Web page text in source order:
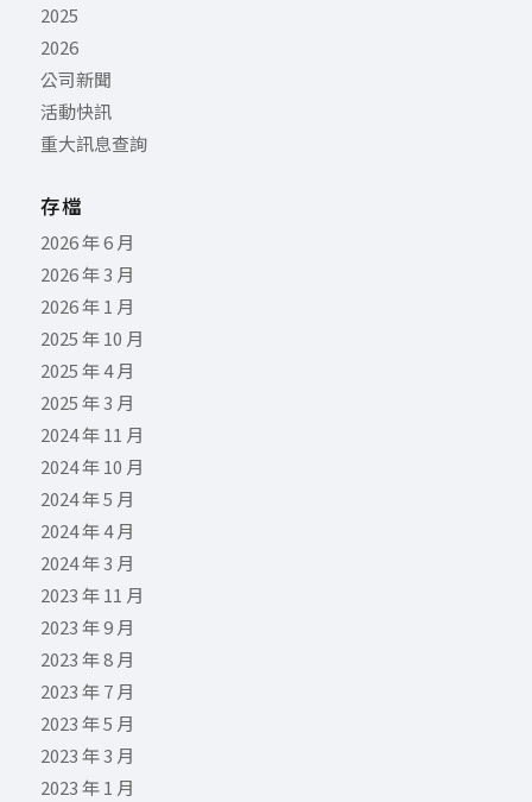
2025
2026
公司新聞
活動快訊
重大訊息查詢
存檔
2026 年 6 月
2026 年 3 月
2026 年 1 月
2025 年 10 月
2025 年 4 月
2025 年 3 月
2024 年 11 月
2024 年 10 月
2024 年 5 月
2024 年 4 月
2024 年 3 月
2023 年 11 月
2023 年 9 月
2023 年 8 月
2023 年 7 月
2023 年 5 月
2023 年 3 月
2023 年 1 月